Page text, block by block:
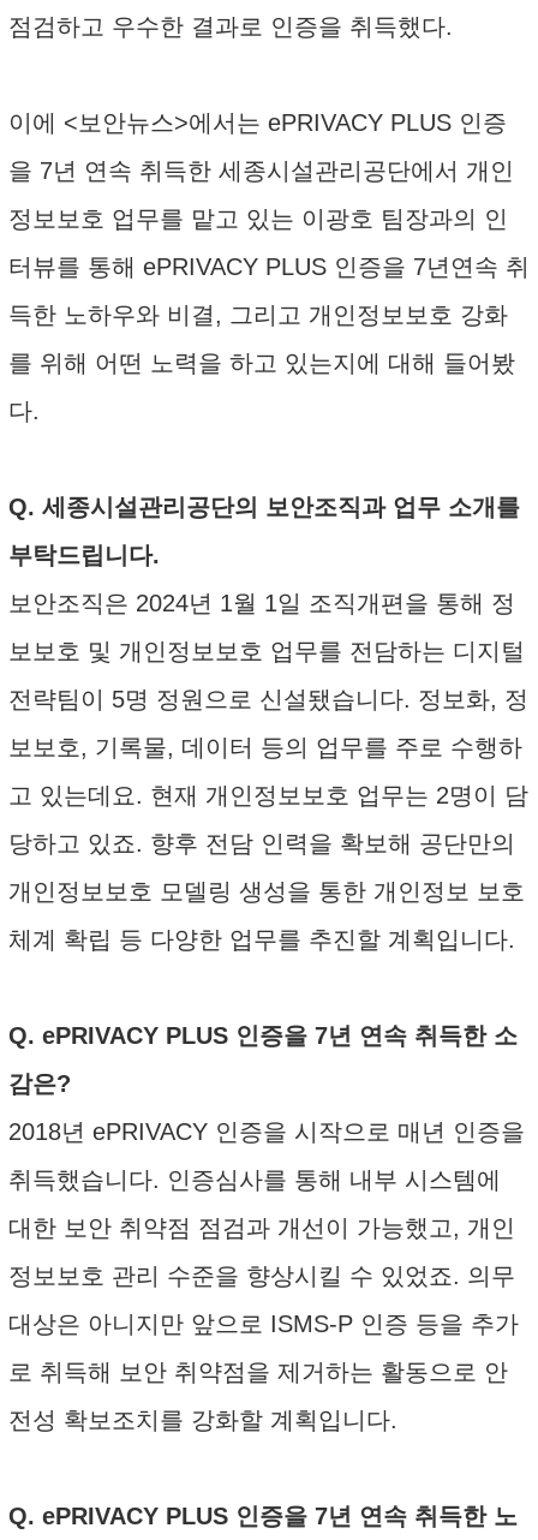
점검하고 우수한 결과로 인증을 취득했다.
이에 <보안뉴스>에서는 ePRIVACY PLUS 인증
을 7년 연속 취득한 세종시설관리공단에서 개인
정보보호 업무를 맡고 있는 이광호 팀장과의 인
터뷰를 통해 ePRIVACY PLUS 인증을 7년연속 취
득한 노하우와 비결, 그리고 개인정보보호 강화
를 위해 어떤 노력을 하고 있는지에 대해 들어봤
다.
Q. 세종시설관리공단의 보안조직과 업무 소개를
부탁드립니다.
보안조직은 2024년 1월 1일 조직개편을 통해 정
보보호 및 개인정보보호 업무를 전담하는 디지털
전략팀이 5명 정원으로 신설됐습니다. 정보화, 정
보보호, 기록물, 데이터 등의 업무를 주로 수행하
고 있는데요. 현재 개인정보보호 업무는 2명이 담
당하고 있죠. 향후 전담 인력을 확보해 공단만의
개인정보보호 모델링 생성을 통한 개인정보 보호
체계 확립 등 다양한 업무를 추진할 계획입니다.
Q. ePRIVACY PLUS 인증을 7년 연속 취득한 소
감은?
2018년 ePRIVACY 인증을 시작으로 매년 인증을
취득했습니다. 인증심사를 통해 내부 시스템에
대한 보안 취약점 점검과 개선이 가능했고, 개인
정보보호 관리 수준을 향상시킬 수 있었죠. 의무
대상은 아니지만 앞으로 ISMS-P 인증 등을 추가
로 취득해 보안 취약점을 제거하는 활동으로 안
전성 확보조치를 강화할 계획입니다.
Q. ePRIVACY PLUS 인증을 7년 연속 취득한 노